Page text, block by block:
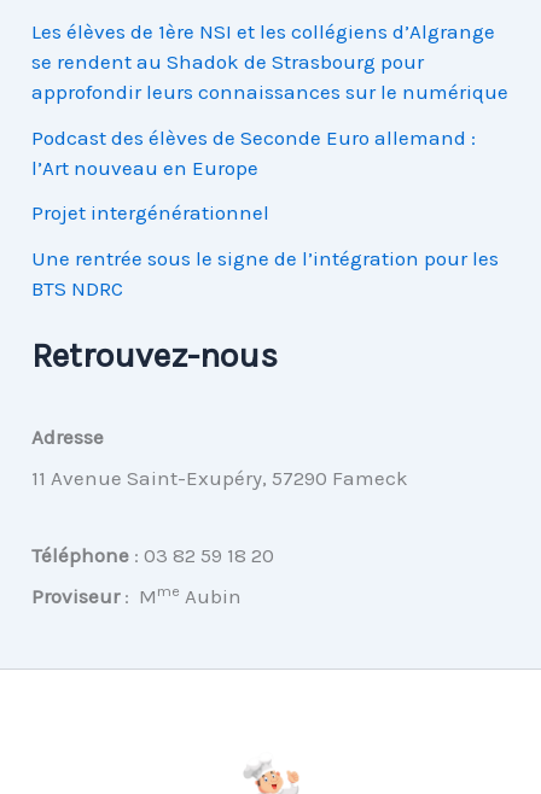
Les élèves de 1ère NSI et les collégiens d’Algrange
se rendent au Shadok de Strasbourg pour
approfondir leurs connaissances sur le numérique
Podcast des élèves de Seconde Euro allemand :
l’Art nouveau en Europe
Projet intergénérationnel
Une rentrée sous le signe de l’intégration pour les
BTS NDRC
Retrouvez-nous
Adresse
11 Avenue Saint-Exupéry, 57290 Fameck
Téléphone :03 82 59 18 20
Proviseur: M me Aubin